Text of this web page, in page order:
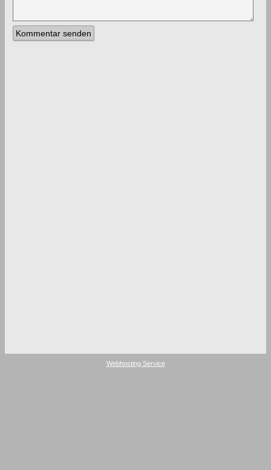
Webhosting Service